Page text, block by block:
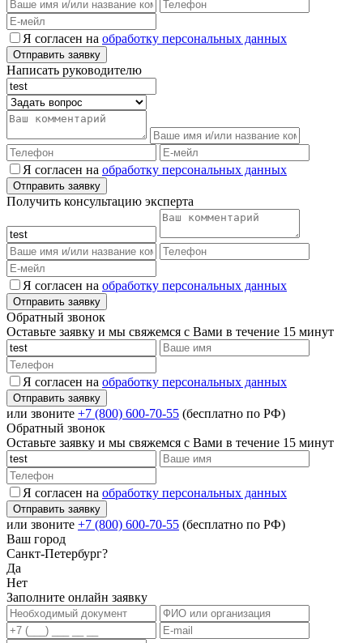
Я согласен на обработку персональных данных
Написать руководителю
Я согласен на обработку персональных данных
Получить консультацию эксперта
Я согласен на обработку персональных данных
Обратный звонок
Оставьте заявку и мы свяжемся с Вами в течение 15 минут
Я согласен на обработку персональных данных
или звоните +7 (800) 600-70-55 (бесплатно по РФ)
Обратный звонок
Оставьте заявку и мы свяжемся с Вами в течение 15 минут
Я согласен на обработку персональных данных
или звоните +7 (800) 600-70-55 (бесплатно по РФ)
Ваш город
Санкт-Петербург?
Да
Нет
Заполните онлайн заявку